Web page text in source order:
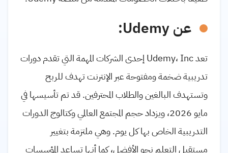
عن Udemy:
تعد Udemy، Inc إحدى الشركات المهمة التي تقدم دورات
تدريبية ضخمة ومفتوحة عبر الإنترنت تهدف للربح
وتستهدف البالغين والطلاب المحترفين. قد تم تأسيسها في
مايو 2026، ويزداد حجم المجتمع العالمي وكتالوج الدورات
التدريبية الخاص بها كل يوم. وهي ملتزمة بتغيير
مستقبل التعلم نحو الأفضل، كما أنها تساعد المؤسسات